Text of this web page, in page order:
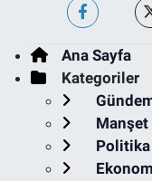
Ana Sayfa
Kategoriler
Manşet
Politika